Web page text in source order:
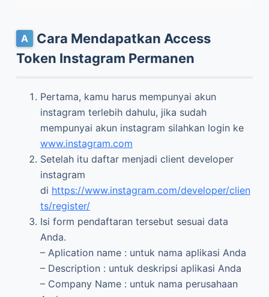
Cara Mendapatkan Access
Token Instagram Permanen
Pertama, kamu harus mempunyai akun
instagram terlebih dahulu, jika sudah
mempunyai akun instagram silahkan login ke
www.instagram.com
Setelah itu daftar menjadi client developer
instagram
di https://www.instagram.com/developer/clien
ts/register/
Isi form pendaftaran tersebut sesuai data
Anda.
– Aplication name : untuk nama aplikasi Anda
– Description : untuk deskripsi aplikasi Anda
– Company Name : untuk nama perusahaan